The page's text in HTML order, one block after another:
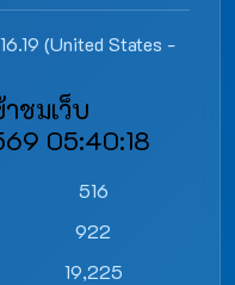
(United States -
ชมเว็บ
05:40:18
516
922
19,225